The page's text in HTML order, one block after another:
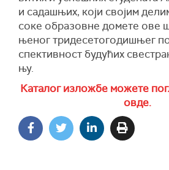
и са­да­шњих, ко­ји сво­јим
со­ке обра­зов­не до­ме­те ове
ње­ног три­де­се­то­го­ди­шњег
спек­тив­ност бу­ду­ћих
њу.
Каталог изложбе можете
овде.